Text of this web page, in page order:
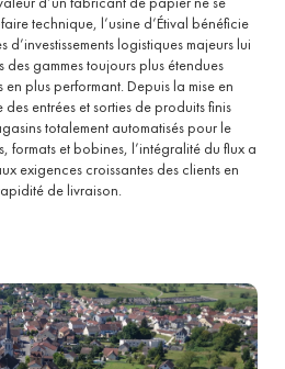
technique, l’usine d’Étival bénéficie
logistiques majeurs lui
des gammes toujours plus étendues
plus performant. Depuis la mise en
entrées et sorties de produits finis
totalement automatisés pour le
formats et bobines, l’intégralité du flux a
exigences croissantes des clients en
de livraison.